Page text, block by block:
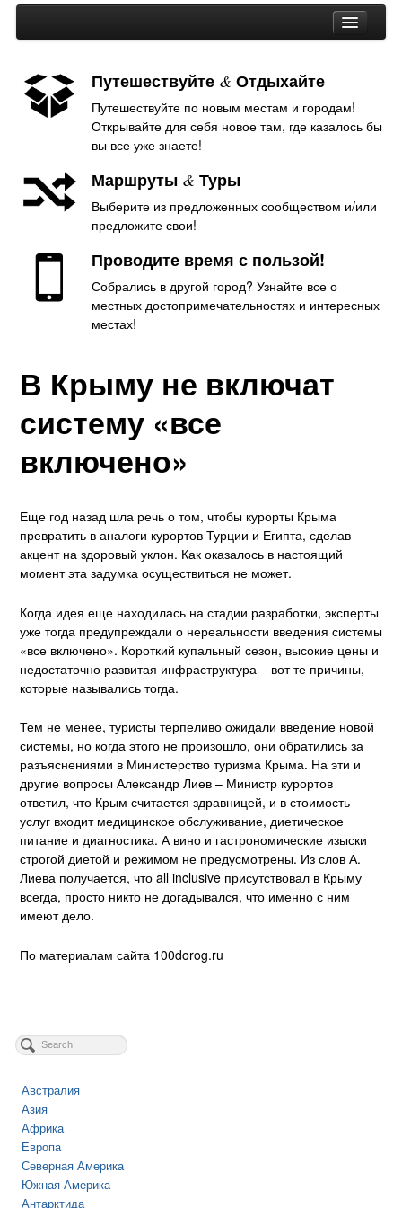
Австралия
Статьи об Австралии
Статьи об Азии
Статьи об Африке
Россия
Северная Америка
Статьи о Северной Америке
Южная Америка
Статьи о Южной Америке
Карта сайта
Путешествуйте & Отдыхайте
Путешествуйте по новым местам и городам!
Открывайте для себя новое там, где казалось бы
вы все уже знаете!
Маршруты & Туры
Выберите из предложенных сообществом и/или
предложите свои!
Проводите время с пользой!
Собрались в другой город? Узнайте все о
местных достопримечательностях и интересных
местах!
В Крыму не включат
систему «все
включено»
Еще год назад шла речь о том, чтобы курорты Крыма
превратить в аналоги курортов Турции и Египта, сделав
акцент на здоровый уклон. Как оказалось в настоящий
момент эта задумка осуществиться не может.
Когда идея еще находилась на стадии разработки, эксперты
уже тогда предупреждали о нереальности введения системы
«все включено». Короткий купальный сезон, высокие цены и
недостаточно развитая инфраструктура – вот те причины,
которые назывались тогда.
Тем не менее, туристы терпеливо ожидали введение новой
системы, но когда этого не произошло, они обратились за
разъяснениями в Министерство туризма Крыма. На эти и
другие вопросы Александр Лиев – Министр курортов
ответил, что Крым считается здравницей, и в стоимость
услуг входит медицинское обслуживание, диетическое
питание и диагностика. А вино и гастрономические изыски
строгой диетой и режимом не предусмотрены. Из слов А.
Лиева получается, что all inclusive присутствовал в Крыму
всегда, просто никто не догадывался, что именно с ним
имеют дело.
По материалам сайта 100dorog.ru
Австралия
Азия
Африка
Европа
Северная Америка
Южная Америка
Антарктида